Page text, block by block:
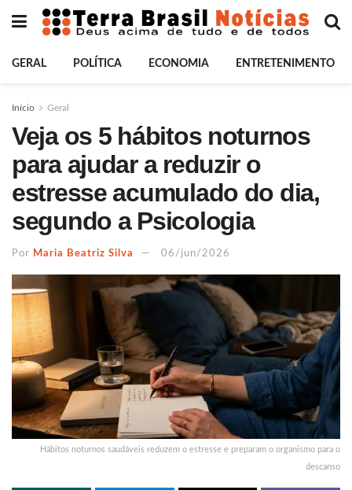
GERAL POLÍTICA ECONOMIA ENTRETENIMENTO
Início Geral
Veja os 5 hábitos noturnos
para ajudar a reduzir o
estresse acumulado do dia,
segundo a Psicologia
Por Maria Beatriz Silva 06/jun/2026
Hábitos noturnos saudáveis reduzem o estresse e preparam o organismo para o
descanso